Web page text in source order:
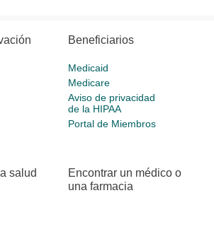
Beneficiarios
Medicaid
Medicare
Aviso de privacidad
de la HIPAA
Portal de Miembros
salud
Encontrar un médico o
una farmacia